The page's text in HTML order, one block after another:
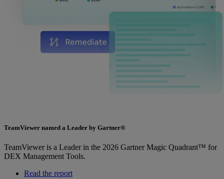
TeamViewer named a Leader by Gartner®
TeamViewer is a Leader in the 2026 Gartner Magic Quadrant™ for
DEX Management Tools.
Read the report